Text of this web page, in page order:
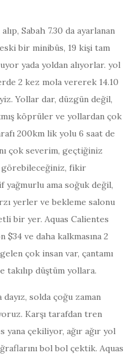
Sabah 7.30 da ayarlanan
bir minibüs, 19 kişi tam
yada yoldan alıyorlar. yol
2 kez mola vererek 14.10
Yollar dar, düzgün değil,
köprüler ve yollardan çok
200km lik yolu 6 saat de
çok severim, geçtiğiniz
görebileceğiniz, fikir
yağmurlu ama soğuk değil,
yerler ve bekleme salonu
bir yer. Aquas Calientes
ve daha kalkmasına 2
çok insan var, çantamı
takılıp düştüm yollara.
solda çoğu zaman
Karşı tarafdan tren
çekiliyor, ağır ağır yol
bol bol çektik. Aquas